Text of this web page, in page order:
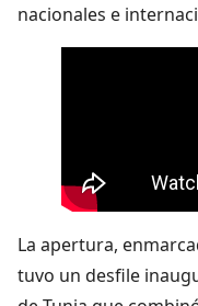
nacionales e
La apertura,
tuvo un desfile